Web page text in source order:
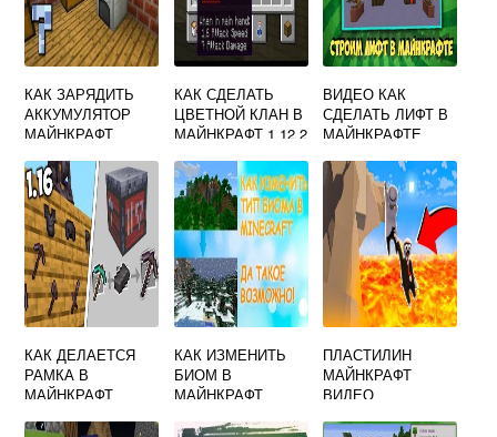
КАК ЗАРЯДИТЬ
АККУМУЛЯТОР
МАЙНКРАФТ
КАК СДЕЛАТЬ
ЦВЕТНОЙ КЛАН В
МАЙНКРАФТ 1 12 2
ВИДЕО КАК
СДЕЛАТЬ ЛИФТ В
МАЙНКРАФТЕ
КАК ДЕЛАЕТСЯ
РАМКА В
МАЙНКРАФТ
КАК ИЗМЕНИТЬ
БИОМ В
МАЙНКРАФТ
ПЛАСТИЛИН
МАЙНКРАФТ
ВИДЕО